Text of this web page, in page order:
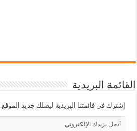
القائمة البريدية
إشترك في قائمتنا البريدية ليصلك جديد الموقع.